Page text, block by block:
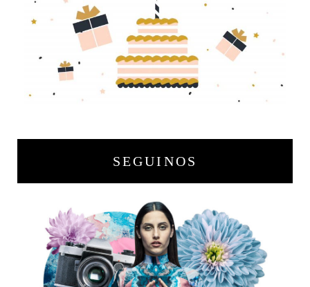
SEGUINOS